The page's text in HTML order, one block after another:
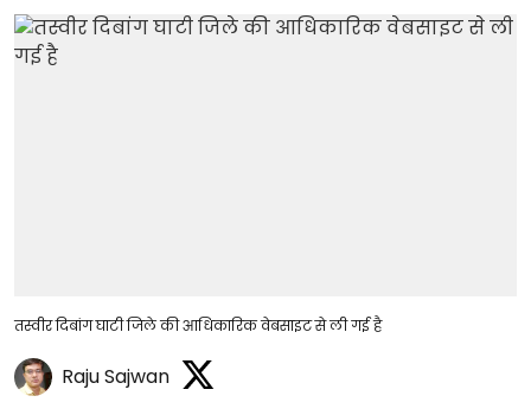
तस्वीर दिबांग घाटी जिले की आधिकारिक वेबसाइट से ली गई है
Raju Sajwan